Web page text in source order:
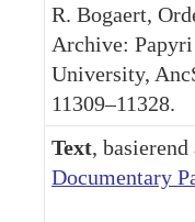
R. Bogaert,
Archive:
University,
11309–11328.
Text,
Documentary